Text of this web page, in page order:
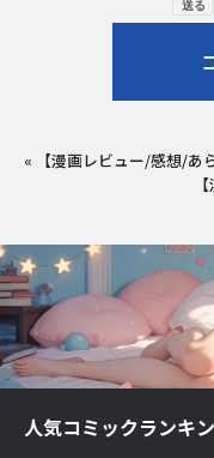
«
【漫画レビュー/感想/
人気コミックランキ